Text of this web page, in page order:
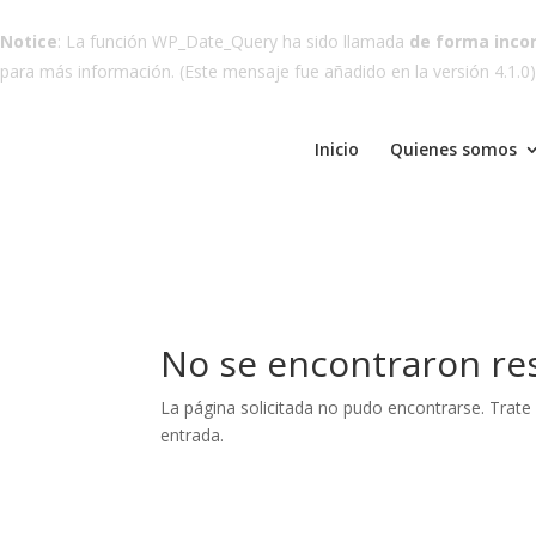
Notice: La función WP_Date_Query ha sido llamada de forma
para más información. (Este mensaje fue añadido en la versión
Inicio Quienes somos
No se encontraron
La página solicitada no pudo encontrarse.
entrada.